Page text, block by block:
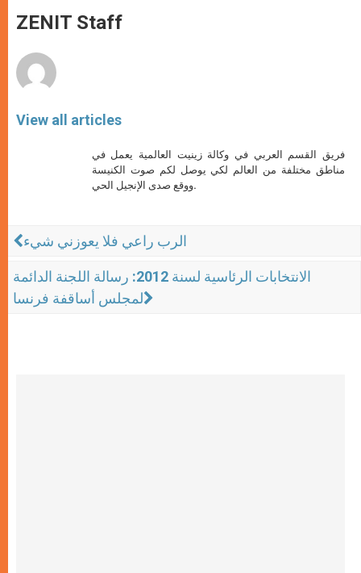
p
p
g
e
o
k
ZENIT Staff
View all articles
فريق القسم العربي في وكالة زينيت العالمية يعمل في
مناطق مختلفة من العالم لكي يوصل لكم صوت الكنيسة
ووقع صدى الإنجيل الحي.
الرب راعي فلا يعوزني شيء
الانتخابات الرئاسية لسنة 2012: رسالة اللجنة الدائمة
لمجلس أساقفة فرنسا